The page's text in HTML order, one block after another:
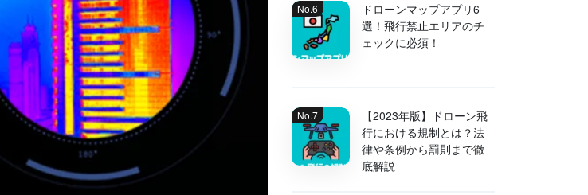
ドローンマップアプリ6
選！飛行禁止エリアのチ
ェックに必須！
【2023年版】ドローン飛
行における規制とは？法
律や条例から罰則まで徹
底解説